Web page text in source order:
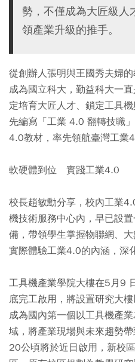
勢，不僅成為大匠級人
領產業升級的推手。
從創辦人張明與王國秀夫婦
成為國立科大，勤益科大一
定培育大匠人才、鎖定工具
先編寫「工業 4.0 翻轉技職
4.0教材，率先領航臺灣工業
軟硬體到位 實踐工業4.0
校長趙敏勳分享，校內工業
機技術服務中心內，早已設
備，帶領學生掌握物聯網、
實際體驗工業4.0的內涵，深
工具機產業學院大樓在5月9
底完工啟用，將設置研究大
成為國內第一個以工具機產
域，將產業現場與未來趨勢
20公頃將於近日啟用，新校